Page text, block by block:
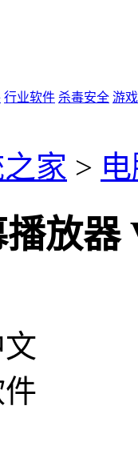
行业软件 杀毒安全 游
家 >
放器